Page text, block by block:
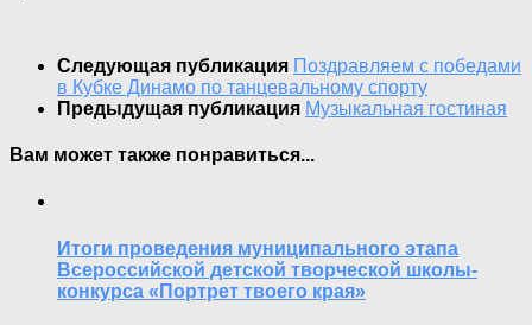
Следующая публикация Поздравляем с победами
в Кубке Динамо по танцевальному спорту
Предыдущая публикация Музыкальная гостиная
Вам может также понравиться...
Итоги проведения муниципального этапа
Всероссийской детской творческой школы-
конкурса «Портрет твоего края»